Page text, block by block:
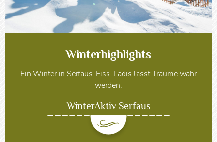
Winterhighlights
Ein Winter in Serfaus-Fiss-Ladis lässt Träume wahr
werden.
WinterAktiv Serfaus